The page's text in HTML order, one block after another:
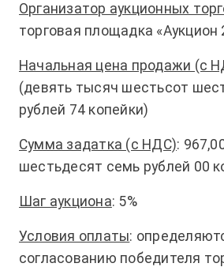
Организатор аукционных
торговая площадка «Аукцион
Начальная цена продажи (с
(девять тысяч шестьсот
рублей 74 копейки)
Сумма задатка (с НДС):
шестьдесят семь рублей 00
Шаг аукциона: 5%
Условия оплаты:
согласованию победителя